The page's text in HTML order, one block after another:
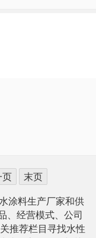
页
末页
涂料生产厂家和供
、经营模式、公司
推荐栏目寻找水性